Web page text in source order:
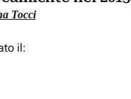
Tocci
il: